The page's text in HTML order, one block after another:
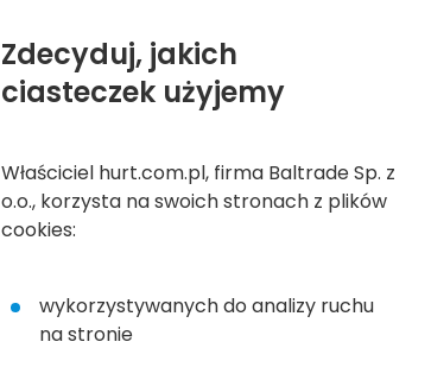
Zdecyduj, jakich
ciasteczek użyjemy
Właściciel hurt.com.pl, firma Baltrade Sp. z
o.o., korzysta na swoich stronach z plików
cookies:
wykorzystywanych do analizy ruchu
na stronie